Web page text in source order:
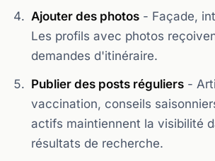
Ajouter des photos - Façade,
Les profils avec photos
demandes d'itinéraire.
Publier des posts réguliers -
vaccination, conseils
actifs maintiennent la visibilité
résultats de recherche.